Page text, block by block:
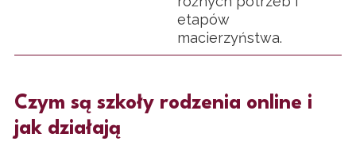
etapów
macierzyństwa.
Czym są szkoły rodzenia online i
jak działają